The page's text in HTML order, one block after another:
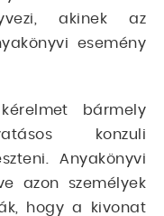
akinek az
esemény
bármely
konzuli
Anyakönyvi
azon személyek
hogy a kivonat